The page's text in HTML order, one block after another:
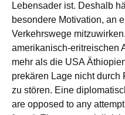
Lebensader ist. Deshalb
besondere Motivation, an
Verkehrswege
amerikanisch-eritreischen
mehr als die USA
prekären Lage nicht
zu stören. Eine
are opposed to any